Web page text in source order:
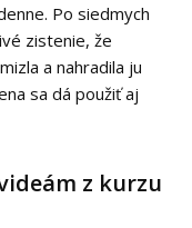
Po siedmych
zistenie, že
a nahradila ju
sa dá použiť aj
z kurzu